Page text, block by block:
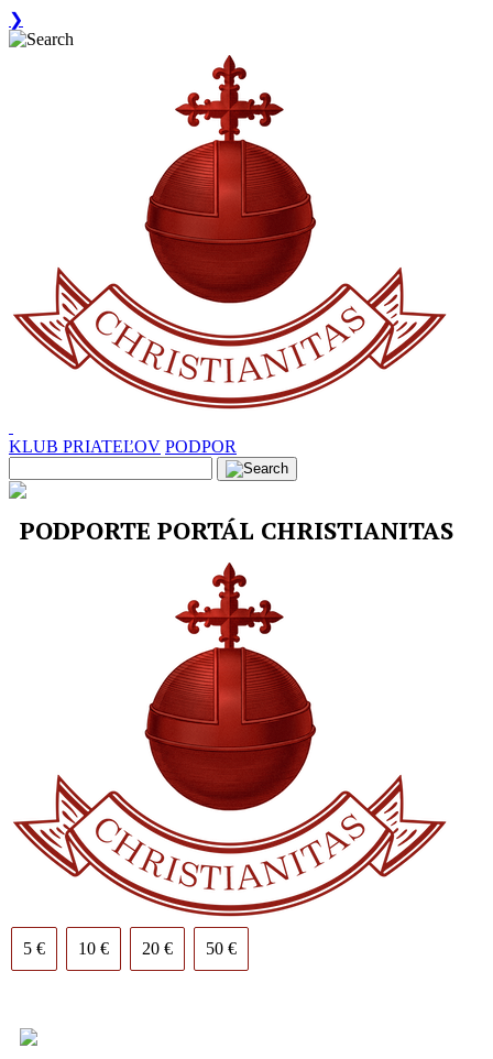
❯
KLUB PRIATEĽOV PODPOR
PODPORTE PORTÁL CHRISTIANITAS
5 € 10 € 20 € 50 €